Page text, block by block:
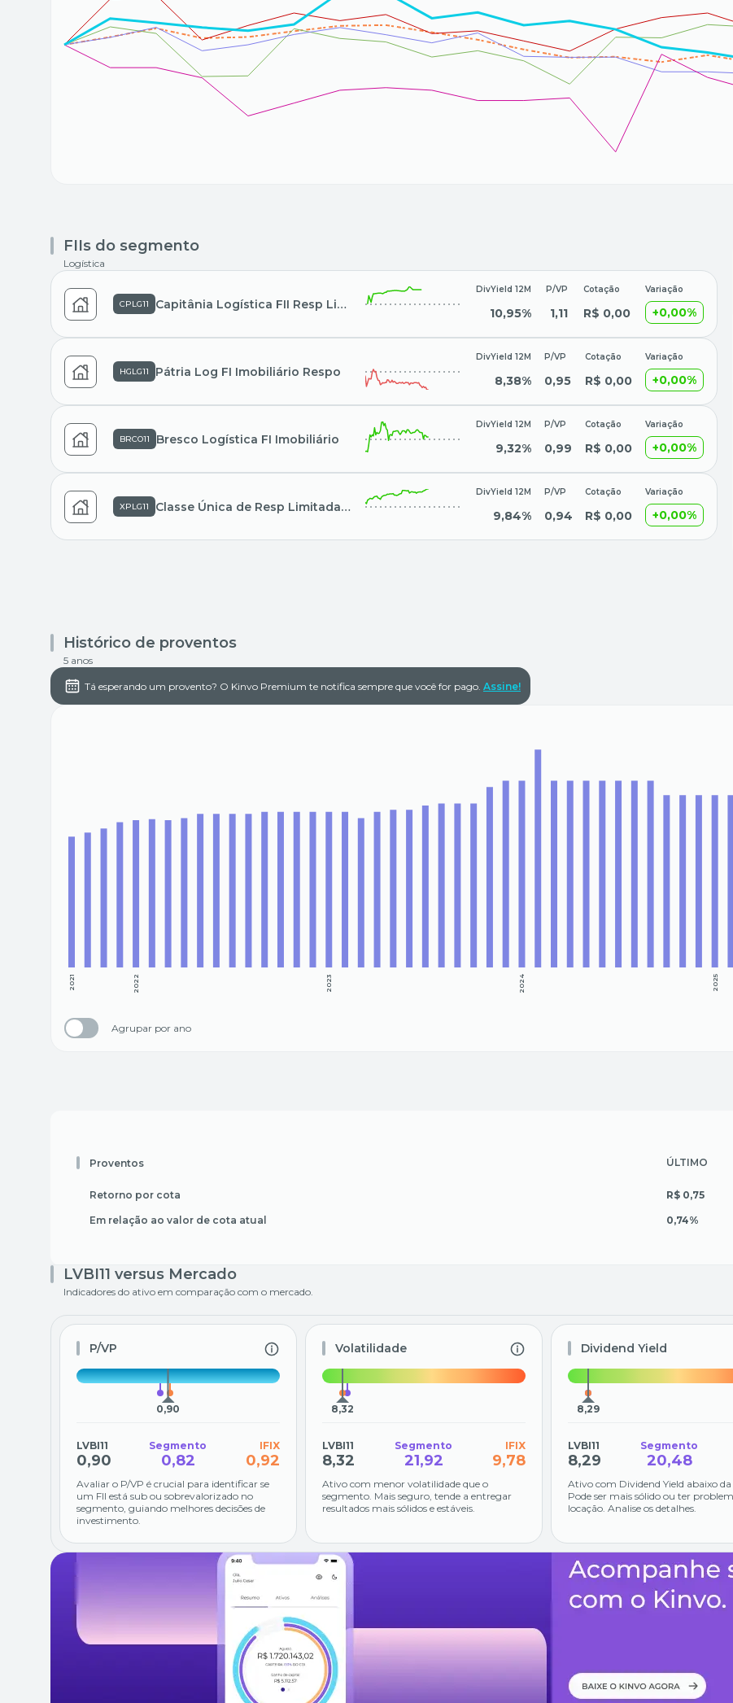
FIIs do segmento
Logística
CPLG11 Capitânia Logística FII Resp Limitada
DivYield 12M
10,95%
P/VP
1,11
Cotação
R$ 0,00
Variação
+0,00%
HGLG11 Pátria Log FI Imobiliário Respo
DivYield 12M
8,38%
P/VP
0,95
Cotação
R$ 0,00
Variação
+0,00%
BRCO11 Bresco Logística FI Imobiliário
DivYield 12M
9,32%
P/VP
0,99
Cotação
R$ 0,00
Variação
+0,00%
XPLG11 Classe Única de Resp Limitada do Xp Log FII
DivYield 12M
9,84%
P/VP
0,94
Cotação
R$ 0,00
Variação
+0,00%
Histórico de proventos
5 anos
Tá esperando um provento? O Kinvo Premium te notifica sempre que você for pago. Assine!
2025
2024
2023
2022
2021
Agrupar por ano
Proventos ÚLTIMO
Retorno por cota R$ 0,75
Em relação ao valor de cota atual 0,74%
LVBI11 versus Mercado
Indicadores do ativo em comparação com o mercado.
P/VP
0,90
LVBI11
0,90
Segmento
0,82
IFIX
0,92
Avaliar o P/VP é crucial para identificar se
um FII está sub ou sobrevalorizado no
segmento, guiando melhores decisões de
investimento.
Volatilidade
8,32
LVBI11
8,32
Segmento
21,92
IFIX
9,78
Ativo com menor volatilidade que o
segmento. Mais seguro, tende a entregar
resultados mais sólidos e estáveis.
Dividend Yield
8,29
LVBI11
8,29
Segmento
20,48
Ativo com Dividend Yield abaixo
Pode ser mais sólido ou ter
locação. Analise os detalhes.